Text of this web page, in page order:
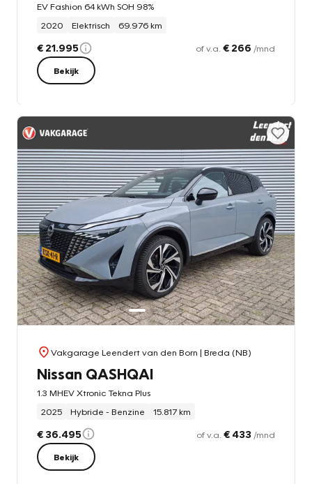
EV Fashion 64 kWh SOH 98%
2020
Elektrisch 69.976 km
€ 21.995 of v.a. € 266 /mnd
Bekijk
Vakgarage Leendert van den Born | Breda (NB)
Nissan QASHQAI
1.3 MHEV Xtronic Tekna Plus
2025
Hybride - Benzine 15.817 km
€ 36.495 of v.a. € 433 /mnd
Bekijk